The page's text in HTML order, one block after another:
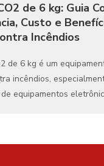
de 6 kg: Guia
Custo e
Incêndios
de 6 kg é um
incêndios,
equipamentos